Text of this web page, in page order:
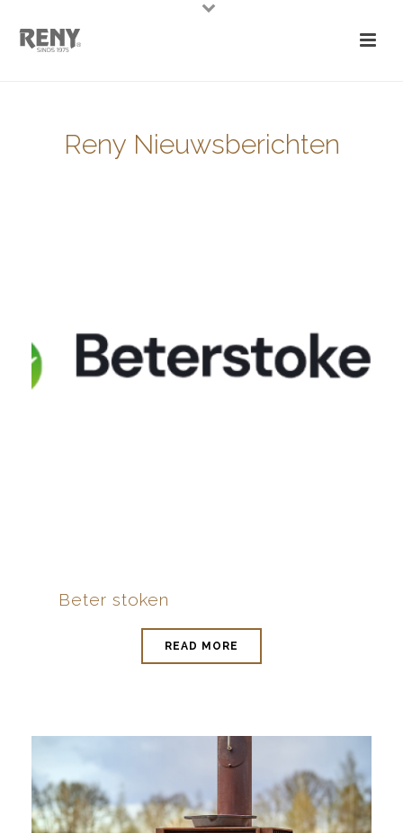
Reny Nieuwsberichten
Beter stoken
READ MORE